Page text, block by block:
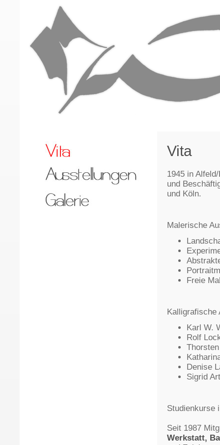
Vita
1945 in
und
und Köln.
Malerische
Freie
Kalligrafische
Karl W.
Rolf
Denise
Sigrid
Studienkurse
Seit 1987
Werkstatt,